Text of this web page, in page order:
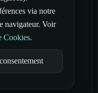
via notre
navigateur. Voir
Cookies.